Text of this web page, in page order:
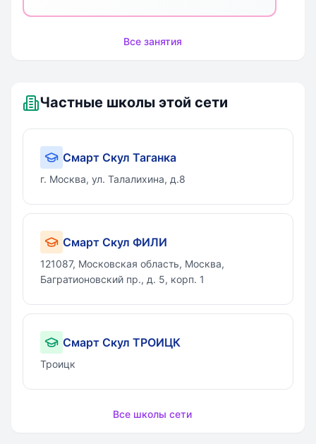
Все занятия
Частные школы этой сети
Смарт Скул Таганка
г. Москва, ул. Талалихина, д.8
Смарт Скул ФИЛИ
​121087, Московская область, Москва,
Багратионовский пр., д. 5, корп. 1
Смарт Скул ТРОИЦК
Троицк
Все школы сети